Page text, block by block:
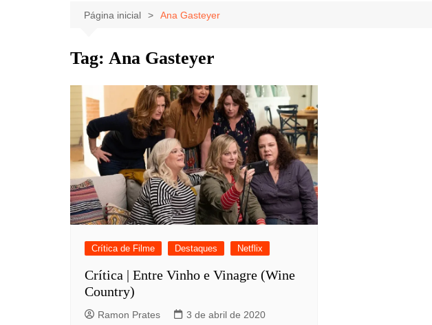
Celebridades
Música
Notícias
Clássicos
Página inicial Ana Gasteyer
Tag: Ana Gasteyer
Crítica de Filme Destaques Netflix
Crítica | Entre Vinho e Vinagre (Wine
Country)
Ramon Prates
3 de abril de 2020